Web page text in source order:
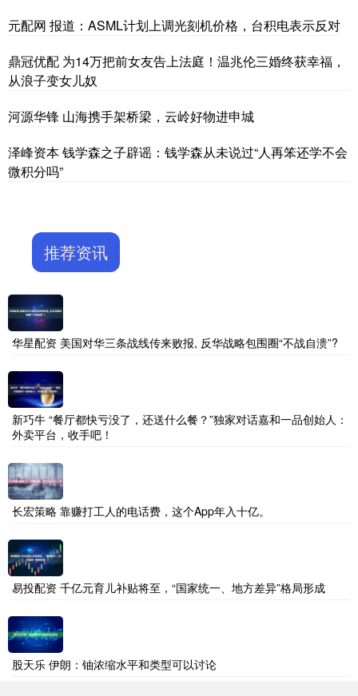
元配网 报道：ASML计划上调光刻机价格，台积电表示反对
鼎冠优配 为14万把前女友告上法庭！温兆伦三婚终获幸福，
从浪子变女儿奴
河源华锋 山海携手架桥梁，云岭好物进申城
泽峰资本 钱学森之子辟谣：钱学森从未说过“人再笨还学不会
微积分吗”
推荐资讯
华星配资 美国对华三条战线传来败报, 反华战略包围圈“不战自溃”?
新巧牛 “餐厅都快亏没了，还送什么餐？”独家对话嘉和一品创始人：
外卖平台，收手吧！
长宏策略 靠赚打工人的电话费，这个App年入十亿。
易投配资 千亿元育儿补贴将至，“国家统一、地方差异”格局形成
股天乐 伊朗：铀浓缩水平和类型可以讨论